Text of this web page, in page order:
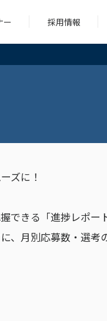
ー 採用情報
ズに！
できる「進捗レポー
、月別応募数・選